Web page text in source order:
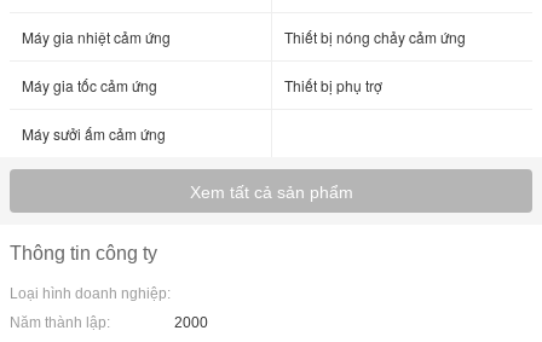
Máy gia nhiệt cảm ứng Thiết bị nóng chảy cảm ứng
Máy gia tốc cảm ứng Thiết bị phụ trợ
Máy sưởi ấm cảm ứng
Xem tất cả sản phẩm
Thông tin công ty
Loại hình doanh nghiệp:
Năm thành lập:
2000